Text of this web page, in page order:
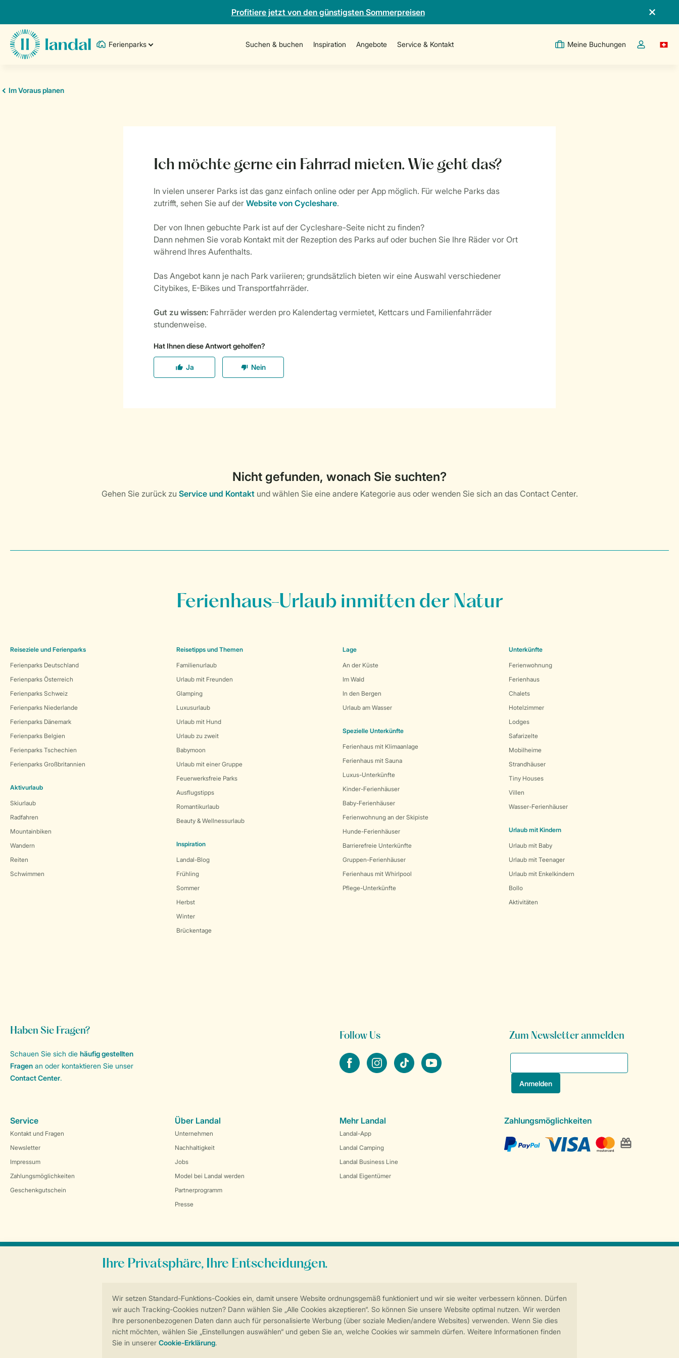
Profitiere jetzt von den günstigsten Sommerpreisen
Ferienparks Suchen & buchen Inspiration Angebote Service & Kontakt Meine Buchungen
Dropdown-
Sicherstellung Deiner Privatsphäre
Weitere Informationen und Einstellungen
Sicher und schnell zur Online-Buchung
Ferienhaus-Urlaub inmitten der Natur
Reiseziele und Ferienparks
Ferienparks Deutschland
Ferienparks Österreich
Ferienparks Schweiz
Ferienparks Niederlande
Ferienparks Dänemark
Ferienparks Belgien
Ferienparks Tschechien
Ferienparks Großbritannien
Aktivurlaub
Skiurlaub
Radfahren
Mountainbiken
Wandern
Reiten
Schwimmen
Reisetipps und Themen
Familienurlaub
Urlaub mit Freunden
Glamping
Luxusurlaub
Urlaub mit Hund
Urlaub zu zweit
Babymoon
Urlaub mit einer Gruppe
Feuerwerksfreie Parks
Ausflugstipps
Romantikurlaub
Beauty & Wellnessurlaub
Inspiration
Landal-Blog
Frühling
Sommer
Herbst
Winter
Brückentage
Lage
An der Küste
Im Wald
In den Bergen
Urlaub am Wasser
Spezielle Unterkünfte
Ferienhaus mit Klimaanlage
Ferienhaus mit Sauna
Luxus-Unterkünfte
Kinder-Ferienhäuser
Baby-Ferienhäuser
Ferienwohnung an der Skipiste
Hunde-Ferienhäuser
Barrierefreie Unterkünfte
Gruppen-Ferienhäuser
Ferienhaus mit Whirlpool
Pflege-Unterkünfte
Unterkünfte
Ferienwohnung
Ferienhaus
Chalets
Hotelzimmer
Lodges
Safarizelte
Mobilheime
Strandhäuser
Tiny Houses
Villen
Wasser-Ferienhäuser
Urlaub mit Kindern
Urlaub mit Baby
Urlaub mit Teenager
Urlaub mit Enkelkindern
Bollo
Aktivitäten
Haben Sie Fragen?
Schauen Sie sich die häufig gestellten
Fragen an oder kontaktieren Sie unser
Contact Center.
Follow Us
facebookinstagramtiktok youtube
Zum Newsletter anmelden
Service
Kontakt und Fragen
Newsletter
Impressum
Zahlungsmöglichkeiten
Geschenkgutschein
Über Landal
Unternehmen
Nachhaltigkeit
Jobs
Model bei Landal werden
Partnerprogramm
Presse
Mehr Landal
Landal-App
Landal Camping
Landal Business Line
Landal Eigentümer
Zahlungsmöglichkeiten